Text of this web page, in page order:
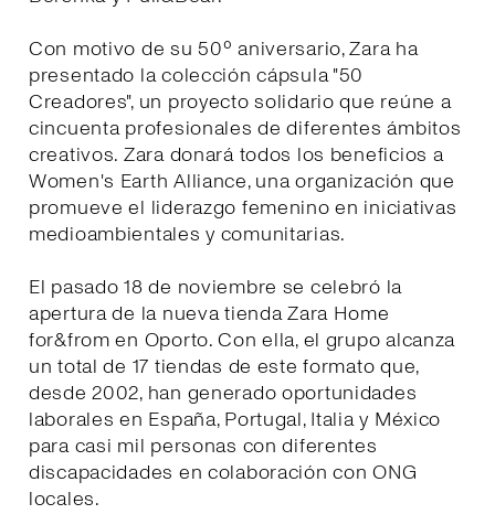
Con motivo de su 50º aniversario, Zara ha
presentado la colección cápsula "50
Creadores", un proyecto solidario que reúne a
cincuenta profesionales de diferentes ámbitos
creativos. Zara donará todos los beneficios a
Women's Earth Alliance, una organización que
promueve el liderazgo femenino en iniciativas
medioambientales y comunitarias.
El pasado 18 de noviembre se celebró la
apertura de la nueva tienda Zara Home
for&from en Oporto. Con ella, el grupo alcanza
un total de 17 tiendas de este formato que,
desde 2002, han generado oportunidades
laborales en España, Portugal, Italia y México
para casi mil personas con diferentes
discapacidades en colaboración con ONG
locales.